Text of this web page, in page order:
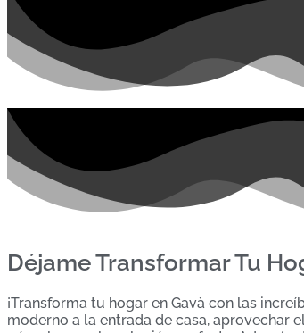
Déjame Transformar Tu
¡Transforma tu hogar en Gavà con las
moderno a la entrada de casa, aprovechar